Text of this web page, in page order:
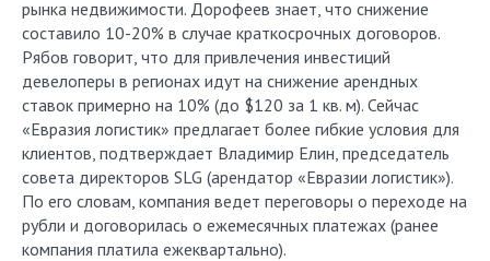
рынка недвижимости. Дорофеев знает, что снижение
составило 10-20% в случае краткосрочных договоров.
Рябов говорит, что для привлечения инвестиций
девелоперы в регионах идут на снижение арендных
ставок примерно на 10% (до $120 за 1 кв. м). Сейчас
«Евразия логистик» предлагает более гибкие условия для
клиентов, подтверждает Владимир Елин, председатель
совета директоров SLG (арендатор «Евразии логистик»).
По его словам, компания ведет переговоры о переходе на
рубли и договорилась о ежемесячных платежах (ранее
компания платила ежеквартально).